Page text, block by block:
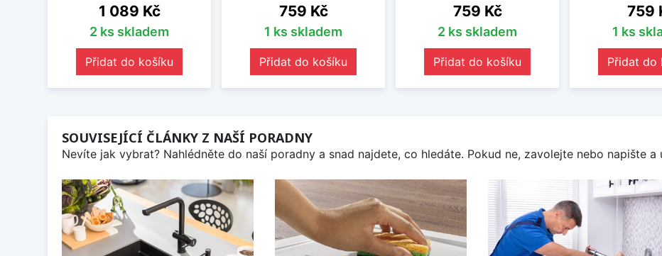
Cena
1 089 Kč
2 ks skladem
Přidat do košíku
Cena
759 Kč
1 ks skladem
Přidat do košíku
Cena
759 Kč
2 ks skladem
Přidat do košíku
Cena
759
1 ks
Přidat do
SOUVISEJÍCÍ ČLÁNKY Z NAŠÍ PORADNY
Nevíte jak vybrat? Nahlédněte do naší poradny a snad najdete, co hledáte. Pokud ne, zavolejte nebo napište a